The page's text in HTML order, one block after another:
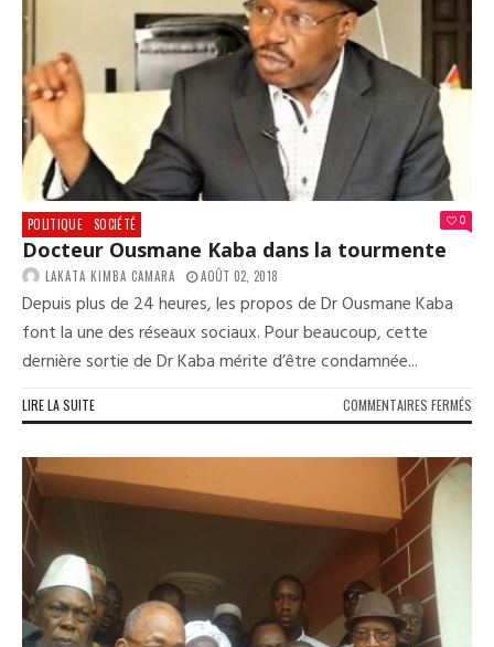
POLITIQUE SOCIÉTÉ 0
Docteur Ousmane Kaba dans la tourmente
LAKATA KIMBA CAMARA AOÛT 02, 2018
Depuis plus de 24 heures, les propos de Dr Ousmane Kaba
font la une des réseaux sociaux. Pour beaucoup, cette
dernière sortie de Dr Kaba mérite d’être condamnée...
LIRE LA SUITE COMMENTAIRES FERMÉS